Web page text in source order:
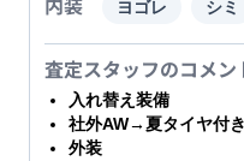
ヨゴレ シミ
査定スタッフのコメン
入れ替え装備
社外AW→夏タイヤ付
外装